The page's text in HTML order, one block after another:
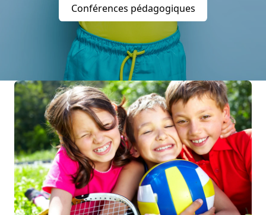
Conférences pédagogiques